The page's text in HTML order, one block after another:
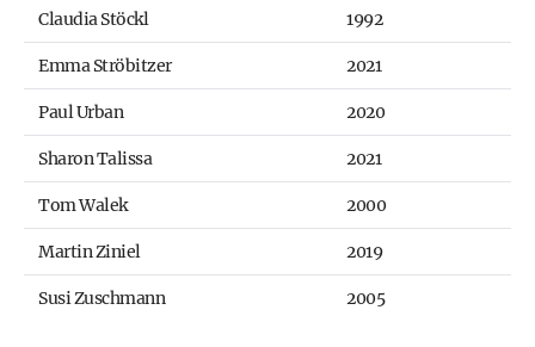
Claudia Stöckl 1992
Emma Ströbitzer 2021
Paul Urban 2020
Sharon Talissa 2021
Tom Walek 2000
Martin Ziniel 2019
Susi Zuschmann 2005